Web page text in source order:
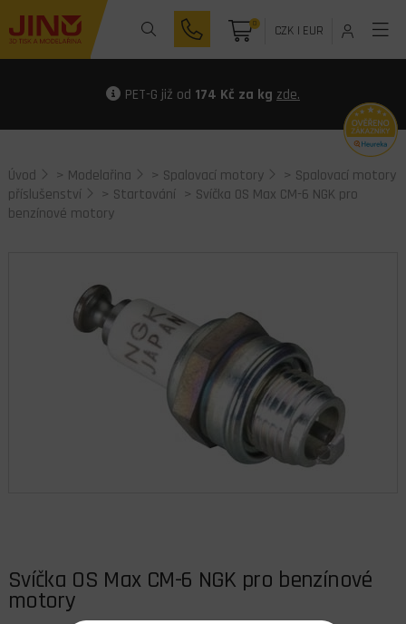
0 CZK| EUR
PET-G již od 174 Kč za kg zde.
Úvod > Modelařina > Spalovací motory > Spalovací motory
příslušenství
> Startování > Svíčka OS Max CM-6 NGK pro
benzínové motory
Svíčka OS Max CM-6 NGK pro benzínové
motory